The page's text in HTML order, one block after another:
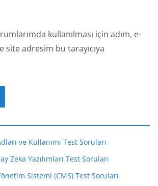
kullanılması için adım, e-
site adresim bu tarayıcıya
ve Kullanımı Test Soruları
Zeka Yazılımları Test Soruları
Sistemi (CMS) Test Soruları